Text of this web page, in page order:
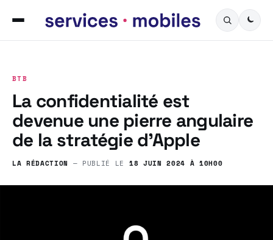
BTB
La confidentialité est
devenue une pierre angulaire
de la stratégie d’Apple
LA RÉDACTION — PUBLIÉ LE 18 JUIN 2024 À 10H00